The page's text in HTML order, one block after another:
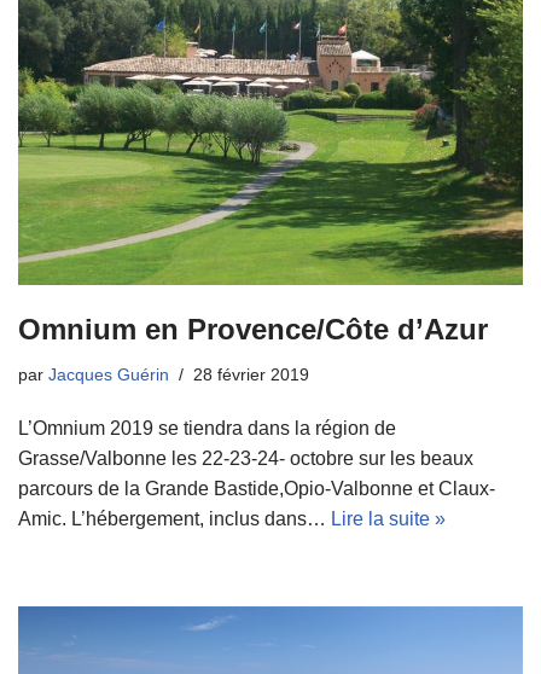
Omnium en Provence/Côte d’Azur
par Jacques Guérin 28 février 2019
L’Omnium 2019 se tiendra dans la région de
Grasse/Valbonne les 22-23-24- octobre sur les beaux
parcours de la Grande Bastide,Opio-Valbonne et Claux-
Amic. L’hébergement, inclus dans… Lire la suite »